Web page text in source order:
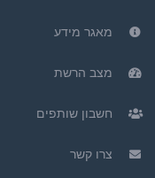
מאגר מידע
מצב הרשת
חשבון שותפים
צרו קשר